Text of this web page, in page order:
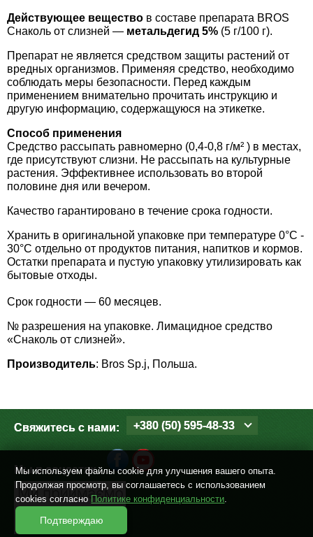
Действующее вещество в составе препарата BROS
Снаколь от слизней — метальдегид 5% (5 г/100 г).
Препарат не является средством защиты растений от
вредных организмов. Применяя средство, необходимо
соблюдать меры безопасности. Перед каждым
применением внимательно прочитать инструкцию и
другую информацию, содержащуюся на этикетке.
Способ применения
Средство рассыпать равномерно (0,4-0,8 г/м² ) в местах,
где присутствуют слизни. Не рассыпать на культурные
растения. Эффективнее использовать во второй
половине дня или вечером.
Качество гарантировано в течение срока годности.
Хранить в оригинальной упаковке при температуре 0°С -
30°С отдельно от продуктов питания, напитков и кормов.
Остатки препарата и пустую упаковку утилизировать как
бытовые отходы.
Срок годности — 60 месяцев.
№ разрешения на упаковке. Лимацидное средство
«Снаколь от слизней».
Производитель: Bros Sp.j, Польша.
Свяжитесь с нами: +380 (50) 595-48-33
Мы в соцсетях
Семена газонной травы
Семена тыквы, патиссона
Семена укропа
Семена фасоли
Семена цветов
Семена щавеля
Элитные семена в банках
Средства защиты от кротов
Средства защиты от грызунов
Препараты для септиков, выгребных ям и
дачных туалетов, биодеструкторы
Хозяйственные товары
Средства защиты растений
Лидеры продаж
Купить семена - хиты продаж
Мы используем файлы cookie для улучшения вашего опыта.
Продолжая просмотр, вы соглашаетесь с использованием
cookies согласно Политике конфиденциальности.
Подтверждаю